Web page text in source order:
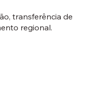
transferência de
regional.